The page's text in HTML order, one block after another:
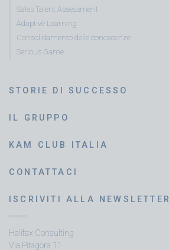
Sales Talent Assessment
Adaptive Learning
Consolidamento delle conoscenze
Serious Game
STORIE DI SUCCESSO
IL GRUPPO
KAM CLUB ITALIA
CONTATTACI
ISCRIVITI ALLA NEWSLETTER
Halifax Consulting
Via Pitagora 11